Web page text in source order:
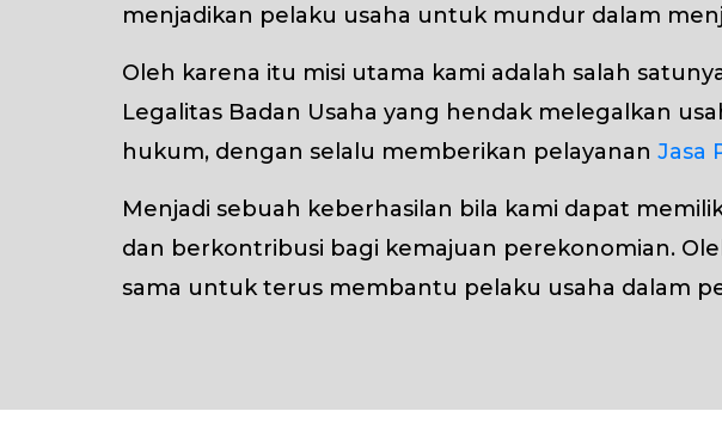
menjadikan pelaku usaha untuk mundur dalam
Oleh karena itu misi utama kami adalah salah
Legalitas Badan Usaha yang hendak melegalkan
hukum, dengan selalu memberikan pelayanan Jasa
Menjadi sebuah keberhasilan bila kami dapat
dan berkontribusi bagi kemajuan perekonomian.
sama untuk terus membantu pelaku usaha dalam